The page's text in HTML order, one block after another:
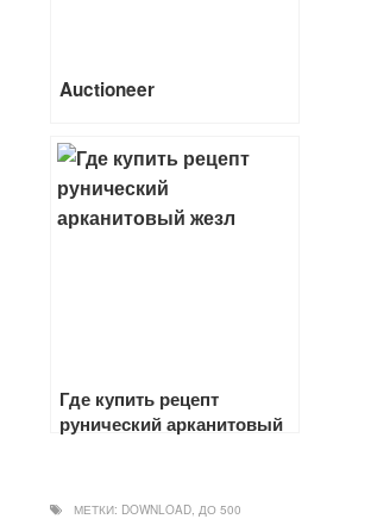
Auctioneer
Где купить рецепт
рунический арканитовый
МЕТКИ: DOWNLOAD,ДО 500